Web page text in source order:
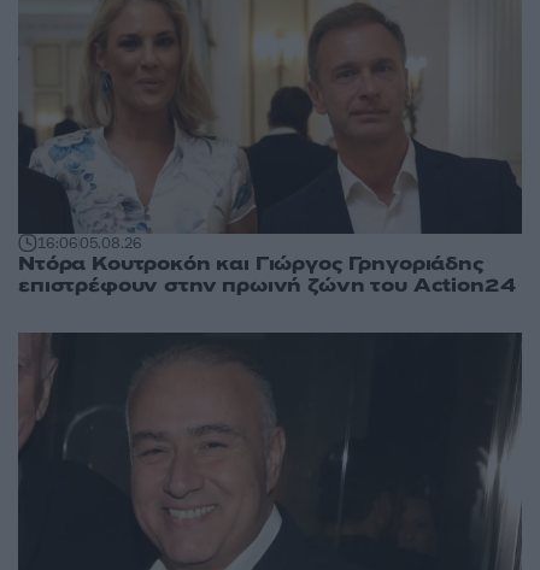
16:0605.08.26
Ντόρα Κουτροκόη και Γιώργος Γρηγοριάδης
επιστρέφουν στην πρωινή ζώνη του Action24